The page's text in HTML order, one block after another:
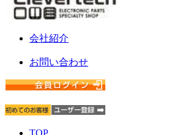
会社紹介
お問い合わせ
TOP